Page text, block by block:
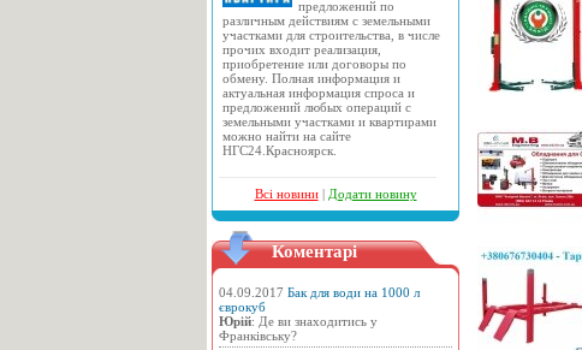
предложений по
различным действиям с земельными
участками для строительства, в числе
прочих входит реализация,
приобретение или договоры по
обмену. Полная информация и
актуальная информация спроса и
предложений любых операций с
земельными участками и квартирами
можно найти на сайте
НГС24.Красноярск.
Всі новини| Додати новину
Коментарі
04.09.2017 Бак для води на 1000 л
єврокуб
Юрій: Де ви знаходитись у
Франківську?